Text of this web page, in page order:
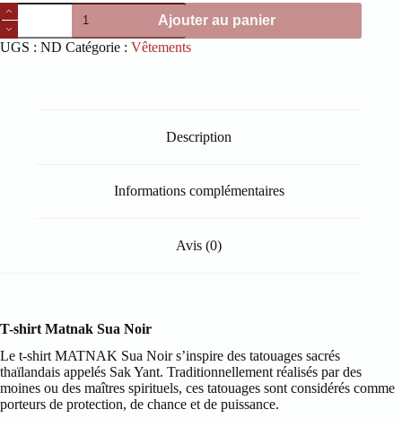
quantité
de
T-
SHIRT
Ajouter au panier
UGS : ND Catégorie : Vêtements
Description
Informations complémentaires
Avis (0)
T-shirt Matnak Sua Noir
Le t-shirt MATNAK Sua Noir s’inspire des tatouages sacrés
thaïlandais appelés Sak Yant. Traditionnellement réalisés par des
moines ou des maîtres spirituels, ces tatouages sont considérés comme
porteurs de protection, de chance et de puissance.